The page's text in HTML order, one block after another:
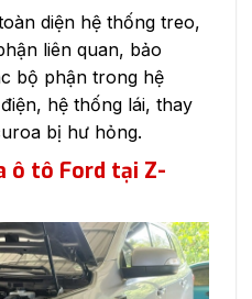
diện hệ thống treo,
liên quan, bảo
bộ phận trong hệ
hệ thống lái, thay
bị hư hỏng.
ô tô Ford tại Z-